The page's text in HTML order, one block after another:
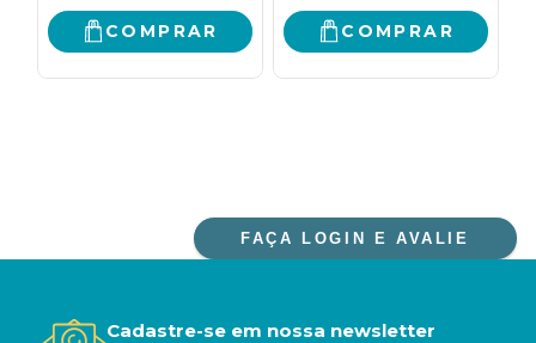
COMPRAR
HABITARCOMPRAR
FAÇA LOGIN E AVALIE
Cadastre-se em nossa newsletter